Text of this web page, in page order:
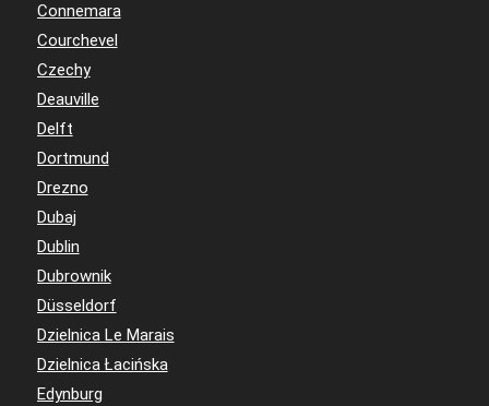
Connemara
Courchevel
Czechy
Deauville
Delft
Dortmund
Drezno
Dubaj
Dublin
Dubrownik
Düsseldorf
Dzielnica Le Marais
Dzielnica Łacińska
Edynburg